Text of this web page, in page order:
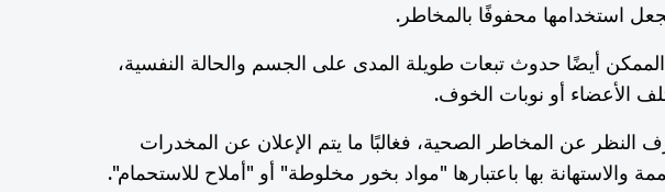
استخدامها محفوفًا بالمخاطر.
أيضًا حدوث تبعات طويلة المدى على الجسم والحالة النفسية،
الأعضاء أو نوبات الخوف.
النظر عن المخاطر الصحية، فغالبًا ما يتم الإعلان عن المخدرات
والاستهانة بها باعتبارها "مواد بخور مخلوطة" أو "أملاح للاستحمام".